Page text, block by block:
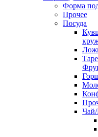
Форма
Прочее
Посуда